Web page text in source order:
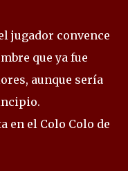
jugador convence
que ya fue
aunque sería
en el Colo Colo de